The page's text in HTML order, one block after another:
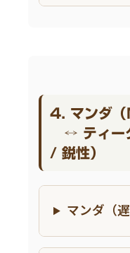
4. マンダ
↔ ティー
/ 鋭性）
マンダ（遅